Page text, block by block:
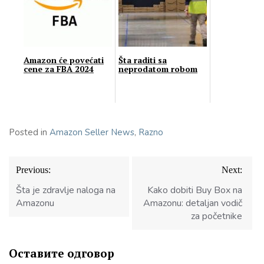
Amazon će povećati
cene za FBA 2024
Šta raditi sa
neprodatom robom
Posted in Amazon Seller News, Razno
Кретање
чланка
Previous:
Šta je zdravlje naloga na
Amazonu
Next:
Kako dobiti Buy Box na
Amazonu: detaljan vodič
za početnike
Оставите одговор